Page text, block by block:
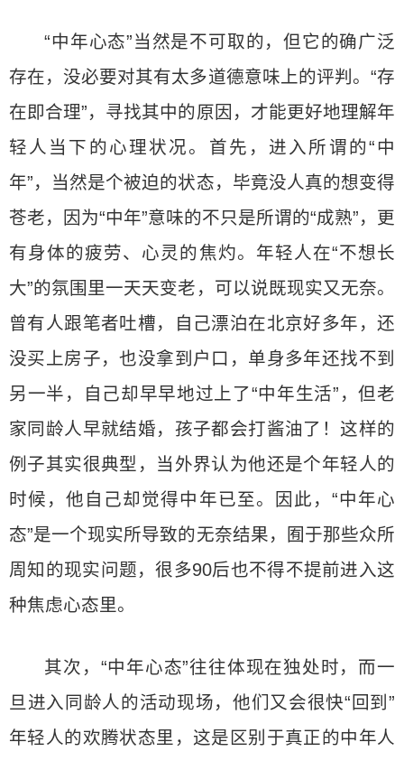
“中年心态”当然是不可取的，但它的确广泛
存在，没必要对其有太多道德意味上的评判。“存
在即合理”，寻找其中的原因，才能更好地理解年
轻人当下的心理状况。首先，进入所谓的“中
年”，当然是个被迫的状态，毕竟没人真的想变得
苍老，因为“中年”意味的不只是所谓的“成熟”，更
有身体的疲劳、心灵的焦灼。年轻人在“不想长
大”的氛围里一天天变老，可以说既现实又无奈。
曾有人跟笔者吐槽，自己漂泊在北京好多年，还
没买上房子，也没拿到户口，单身多年还找不到
另一半，自己却早早地过上了“中年生活”，但老
家同龄人早就结婚，孩子都会打酱油了！这样的
例子其实很典型，当外界认为他还是个年轻人的
时候，他自己却觉得中年已至。因此，“中年心
态”是一个现实所导致的无奈结果，囿于那些众所
周知的现实问题，很多90后也不得不提前进入这
种焦虑心态里。
其次，“中年心态”往往体现在独处时，而一
旦进入同龄人的活动现场，他们又会很快“回到”
年轻人的欢腾状态里，这是区别于真正的中年人